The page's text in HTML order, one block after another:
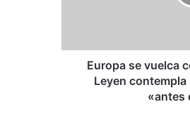
Leyen
contemplaEuropa se vuelca
Leyen contempla
«antes